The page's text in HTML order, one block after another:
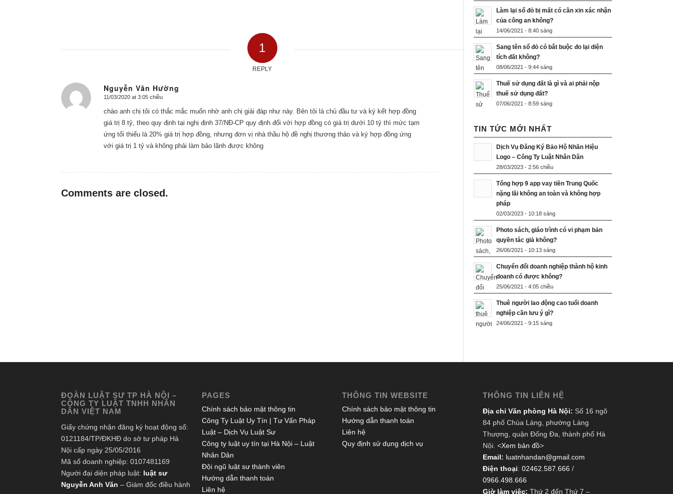
1
REPLY
Nguyễn Văn Hường
says:
11/03/2020 at 3:05 chiều
chào anh chị tôi có thắc mắc muốn nhờ anh chị giải đáp như này. Bên tôi là chủ đầu tư và ký kết hợp đồng
giá trị 8 tỷ, theo quy định tại nghị định 37/NĐ-CP quy định đối với hợp đồng có giá trị dưới 10 tỷ thì mức tạm
ứng tối thiểu là 20% giá trị hợp đồng, nhưng đơn vị nhà thầu hộ đề nghị thương thảo và ký hợp đồng ứng
với giá trị 1 tỷ và không phải làm bảo lãnh được không
Comments are closed.
Làm lại sổ đỏ bị mất có cần xin xác nhận
của công an không?
14/06/2021 - 8:40 sáng
Sang tên sổ đỏ có bắt buộc đo lại diện
tích đất không?
08/06/2021 - 9:44 sáng
Thuế sử dụng đất là gì và ai phải nộp
thuế sử dụng đất?
07/06/2021 - 8:59 sáng
TIN TỨC MỚI NHẤT
Dịch Vụ Đăng Ký Bảo Hộ Nhãn Hiệu
Logo – Công Ty Luật Nhân Dân
28/03/2023 - 2:56 chiều
Tổng hợp 9 app vay tiền Trung Quốc
nặng lãi không an toàn và không hợp
pháp
02/03/2023 - 10:18 sáng
Photo sách, giáo trình có vi phạm bản
quyền tác giả không?
26/06/2021 - 10:13 sáng
Chuyển đổi doanh nghiệp thành hộ kinh
doanh có được không?
25/06/2021 - 4:05 chiều
Thuê người lao động cao tuổi doanh
nghiệp cần lưu ý gì?
24/06/2021 - 9:15 sáng
ĐOÀN LUẬT SƯ TP HÀ NỘI –
CÔNG TY LUẬT TNHH NHÂN
DÂN VIỆT NAM
Giấy chứng nhận đăng ký hoạt động số:
0121184/TP/ĐKHĐ do sở tư pháp Hà
Nội cấp ngày 25/05/2016
Mã số doanh nghiệp: 0107481169
Người đại diện pháp luật: luật sư
Nguyễn Anh Văn – Giám đốc điều hành
PAGES
Chính sách bảo mật thông tin
Công Ty Luật Uy Tín | Tư Vấn Pháp
Luật – Dịch Vụ Luật Sư
Công ty luật uy tín tại Hà Nội – Luật
Nhân Dân
Đội ngũ luật sư thành viên
Hướng dẫn thanh toán
Liên hệ
THÔNG TIN WEBSITE
Chính sách bảo mật thông tin
Hướng dẫn thanh toán
Liên hệ
Quy định sử dụng dịch vụ
THÔNG TIN LIÊN HỆ
Địa chỉ Văn phòng Hà Nội: Số 16 ngõ
84 phố Chùa Láng, phường Láng
Thượng, quận Đống Đa, thành phố Hà
Nội. <Xem bản đồ>
Email: luatnhandan@gmail.com
Điện thoại: 02462.587.666 /
0966.498.666
Giờ làm việc: Thứ 2 đến Thứ 7 –